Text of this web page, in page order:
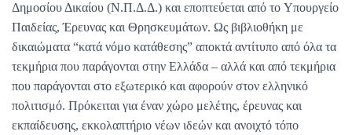
Δημοσίου Δικαίου (Ν.Π.Δ.Δ.) και εποπτεύεται από το Υπουργείο
Παιδείας, Έρευνας και Θρησκευμάτων. Ως βιβλιοθήκη με
δικαιώματα “κατά νόμο κατάθεσης” αποκτά αντίτυπο από όλα τα
τεκμήρια που παράγονται στην Ελλάδα – αλλά και από τεκμήρια
που παράγονται στο εξωτερικό και αφορούν στον ελληνικό
πολιτισμό. Πρόκειται για έναν χώρο μελέτης, έρευνας και
εκπαίδευσης, εκκολαπτήριο νέων ιδεών και ανοιχτό τόπο